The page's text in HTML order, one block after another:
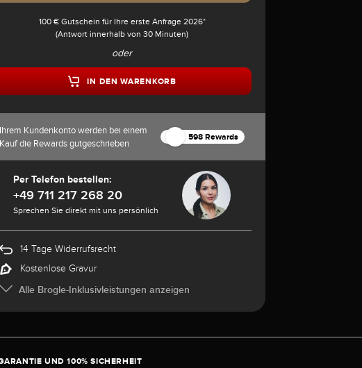
100 € Gutschein für Ihre erste Anfrage 2026*
(Antwort innerhalb von 30 Minuten)
oder
IN DEN WARENKORB
Ihrem Kundenkonto werden bei einem
Kauf die Rewards gutgeschrieben
598 Rewards
Per Telefon bestellen:
+49 711 217 268 20
Sprechen Sie direkt mit uns persönlich
14 Tage Widerrufsrecht
Kostenlose Gravur
Alle Brogle-Inklusivleistungen anzeigen
UND 100% SICHERHEIT